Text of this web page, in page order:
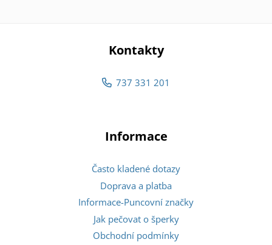
Kontakty
737 331 201
Informace
Často kladené dotazy
Doprava a platba
Informace-Puncovní značky
Jak pečovat o šperky
Obchodní podmínky